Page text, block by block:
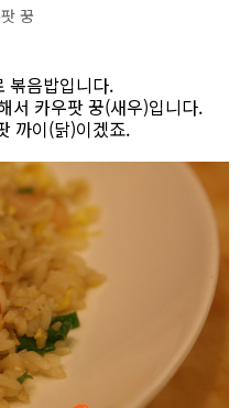
꿍
볶음밥입니다.
서 카우팟 꿍(새우)입니다.
까이(닭)이겠죠.